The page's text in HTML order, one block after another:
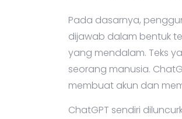
Pada dasarnya,
dijawab dalam bentuk
yang mendalam. Teks
seorang manusia.
membuat akun dan
ChatGPT sendiri